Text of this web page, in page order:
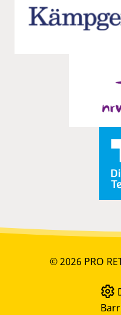
© 2026 PRO